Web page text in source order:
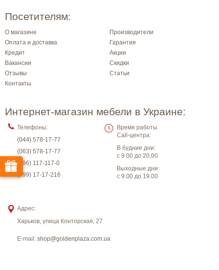
Посетителям:
О магазине
Производители
Оплата и доставка
Гарантия
Кредит
Акции
Вакансии
Скидки
Отзывы
Статьи
Контакты
Интернет-магазин мебели в Украине:
Телефоны:
(044) 578-17-77
(063) 578-17-77
(096) 117-117-0
(099) 17-17-216
Время работы
Call-центра:
В будние дни:
с 9.00 до 20.00
Выходные дни:
с 9.00 до 19.00
Адрес:
Харьков, улица Конторская, 27
E-mail: shop@goldenplaza.com.ua